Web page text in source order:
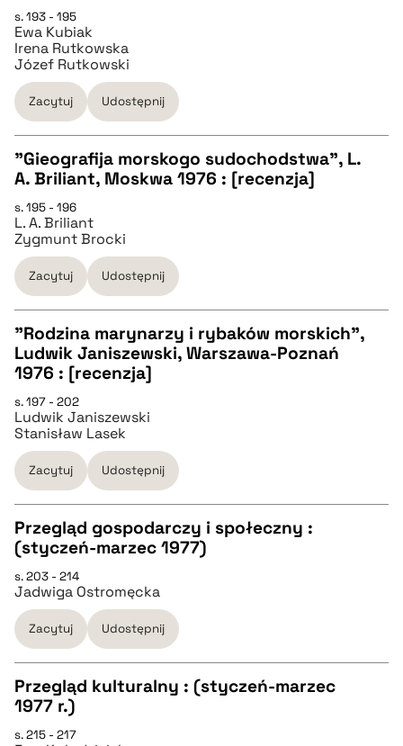
pobierz cytat
BIBTEX
pobierz cytat
s. 193 - 195
Ewa Kubiak
Irena Rutkowska
Józef Rutkowski
Zacytuj Udostępnij
pobierz cytat
BIBTEX
pobierz cytat
"Gieografija morskogo sudochodstwa", L.
A. Briliant, Moskwa 1976 : [recenzja]
s. 195 - 196
L. A. Briliant
Zygmunt Brocki
Zacytuj Udostępnij
CZYSTY TEKST
pobierz cytat
BIBTEX
pobierz cytat
"Rodzina marynarzy i rybaków morskich",
Ludwik Janiszewski, Warszawa-Poznań
1976 : [recenzja]
s. 197 - 202
Ludwik Janiszewski
Stanisław Lasek
Zacytuj Udostępnij
CZYSTY TEKST
pobierz cytat
BIBTEX
pobierz cytat
Przegląd gospodarczy i społeczny :
(styczeń-marzec 1977)
s. 203 - 214
Jadwiga Ostromęcka
Zacytuj Udostępnij
CZYSTY TEKST
Przegląd kulturalny : (styczeń-marzec
1977 r.)
s. 215 - 217